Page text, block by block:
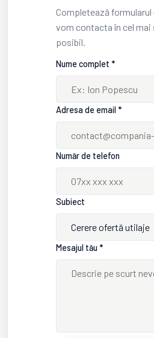
Completează
vom contacta în cel
posibil.
Nume complet *
Adresa de email *
Număr de telefon
Subiect
Cerere ofertă utilaje
Mesajul tău *